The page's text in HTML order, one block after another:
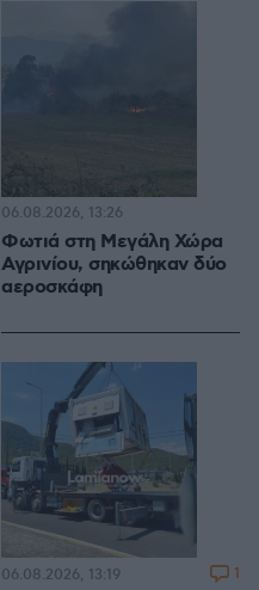
Φωτιά στη Μεγάλη Χώρα
Αγρινίου, σηκώθηκαν δύο
αεροσκάφη
06.08.2026, 13:26
06.08.2026, 13:19 1